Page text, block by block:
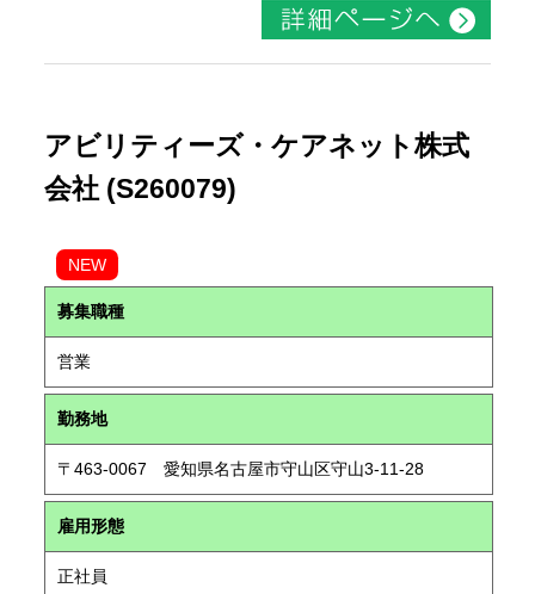
アビリティーズ・ケアネット株式
会社 (S260079)
NEW
募集職種
営業
勤務地
〒463-0067 愛知県名古屋市守山区守山3-11-28
雇用形態
正社員